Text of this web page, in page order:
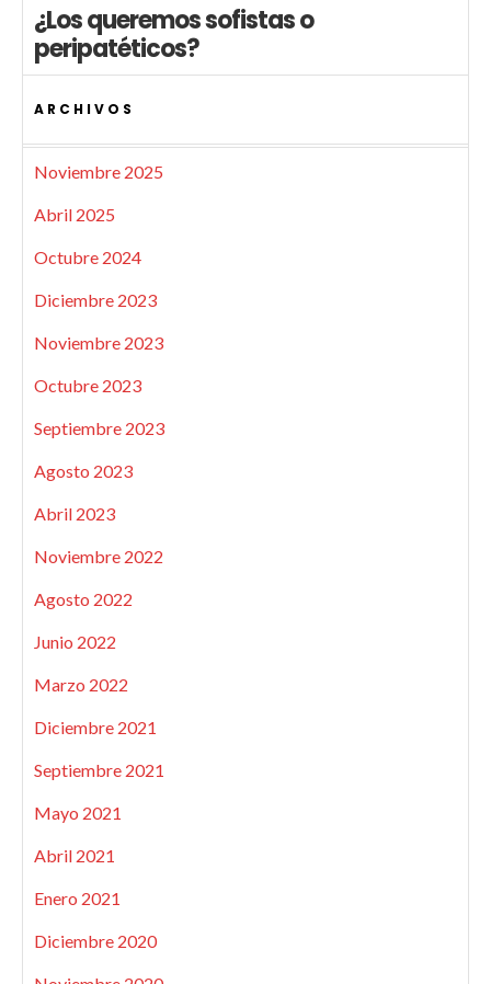
¿Los queremos sofistas o
peripatéticos?
ARCHIVOS
Noviembre 2025
Abril 2025
Octubre 2024
Diciembre 2023
Noviembre 2023
Octubre 2023
Septiembre 2023
Agosto 2023
Abril 2023
Noviembre 2022
Agosto 2022
Junio 2022
Marzo 2022
Diciembre 2021
Septiembre 2021
Mayo 2021
Abril 2021
Enero 2021
Diciembre 2020